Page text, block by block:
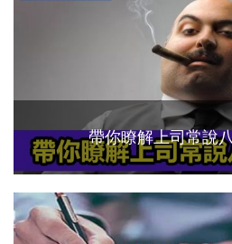
帶你瞭解上司常說